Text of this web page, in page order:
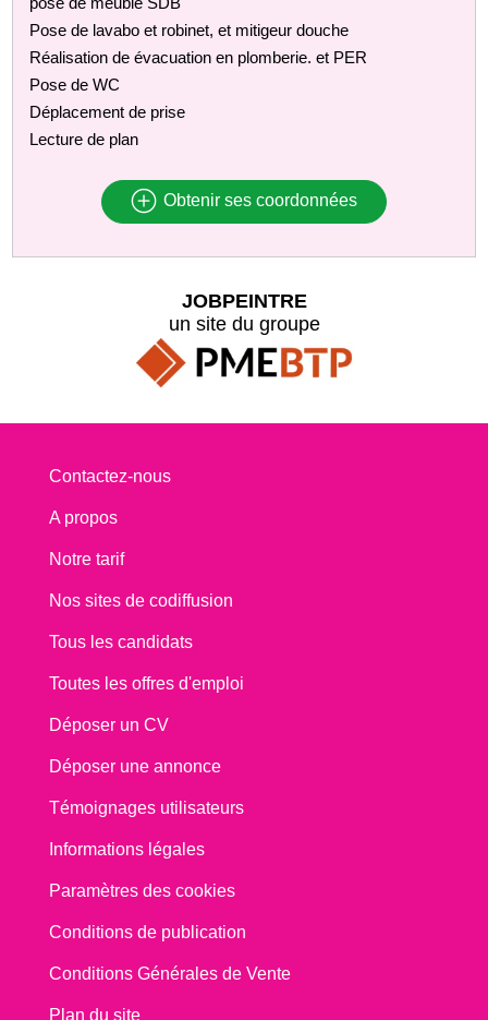
Pose de lavabo et robinet, et mitigeur douche
Réalisation de évacuation en plomberie. et PER
Pose de WC
Déplacement de prise
Lecture de plan
Obtenir ses coordonnées
JOBPEINTRE
un site du groupe
Contactez-nous
A propos
Notre tarif
Nos sites de codiffusion
Tous les candidats
Toutes les offres d'emploi
Déposer un CV
Déposer une annonce
Témoignages utilisateurs
Informations légales
Paramètres des cookies
Conditions de publication
Conditions Générales de Vente
Plan du site